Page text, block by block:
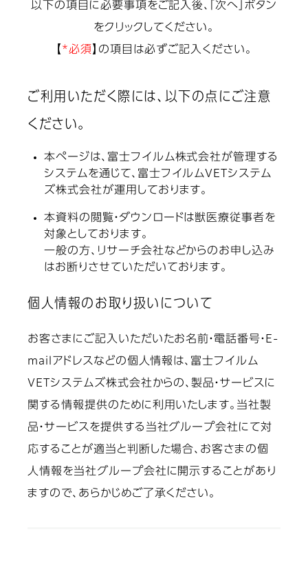
以下の項目に必要事項をご記入後、「次へ」ボタン
をクリックしてください。
【 *必須 】の項目は必ずご記入ください。
ご利用いただく際には、以下の点にご注意
ください。
本ページは、富士フイルム株式会社が管理する
システムを通じて、富士フイルムVETシステム
ズ株式会社が運用しております。
本資料の閲覧・ダウンロードは獣医療従事者を
対象としております。
一般の方、リサーチ会社などからのお申し込み
はお断りさせていただいております。
個人情報のお取り扱いについて
お客さまにご記入いただいたお名前・電話番号・E-
mailアドレスなどの個人情報は、富士フイルム
VETシステムズ株式会社からの、製品・サービスに
関する情報提供のために利用いたします。当社製
品・サービスを提供する当社グループ会社にて対
応することが適当と判断した場合、お客さまの個
人情報を当社グループ会社に開示することがあり
ますので、あらかじめご了承ください。